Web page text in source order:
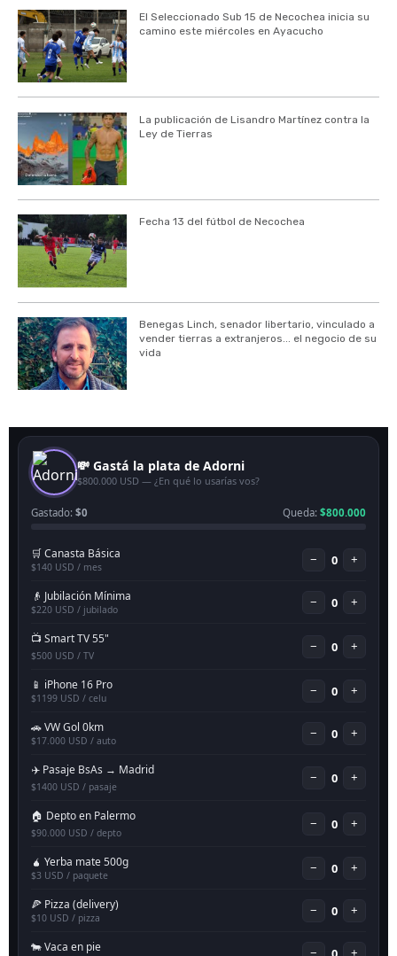
El Seleccionado Sub 15 de Necochea inicia su
camino este miércoles en Ayacucho
La publicación de Lisandro Martínez contra la
Ley de Tierras
Fecha 13 del fútbol de Necochea
Benegas Linch, senador libertario, vinculado a
vender tierras a extranjeros... el negocio de su
vida